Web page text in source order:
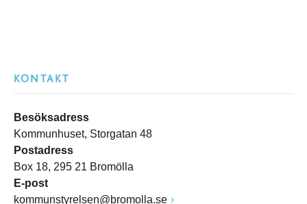
KONTAKT
Besöksadress
Kommunhuset, Storgatan 48
Postadress
Box 18, 295 21 Bromölla
E-post
kommunstyrelsen@bromolla.se